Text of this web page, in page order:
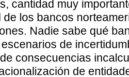
cantidad muy
de los bancos
Nadie sabe qué
de
consecuencias
de